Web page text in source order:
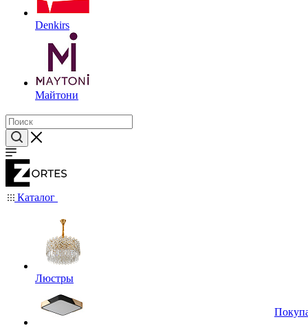
Denkirs
Майтони
Каталог
Люстры